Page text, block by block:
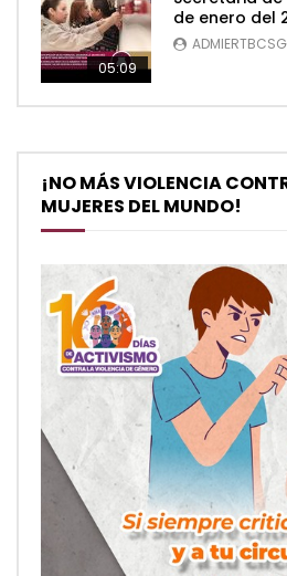
05:09
de enero del
¡NO MÁS VIOLENCIA
MUJERES DEL MUNDO!